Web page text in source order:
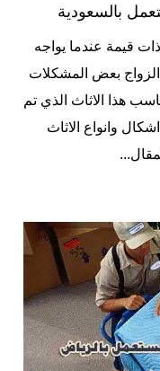
بالسعودية
قيمة عندما يواجه
بعض المشكلات
هذا الاثاث الذي تم
وانواع الاثاث